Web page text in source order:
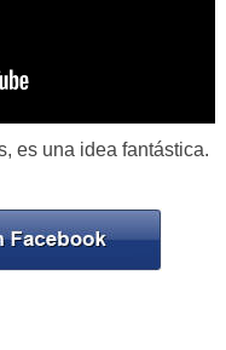
es una idea fantástica.